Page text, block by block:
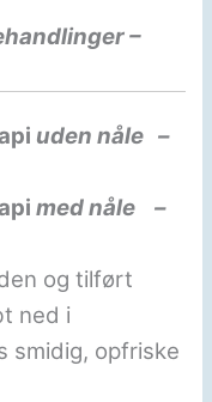
–
uden nåle –
med nåle –
og tilført
ned i
smidig, opfriske